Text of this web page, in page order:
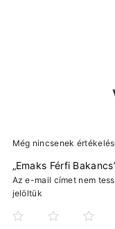
Még nincsenek
„Emaks Férfi
Az e-mail címet nem
jelöltük